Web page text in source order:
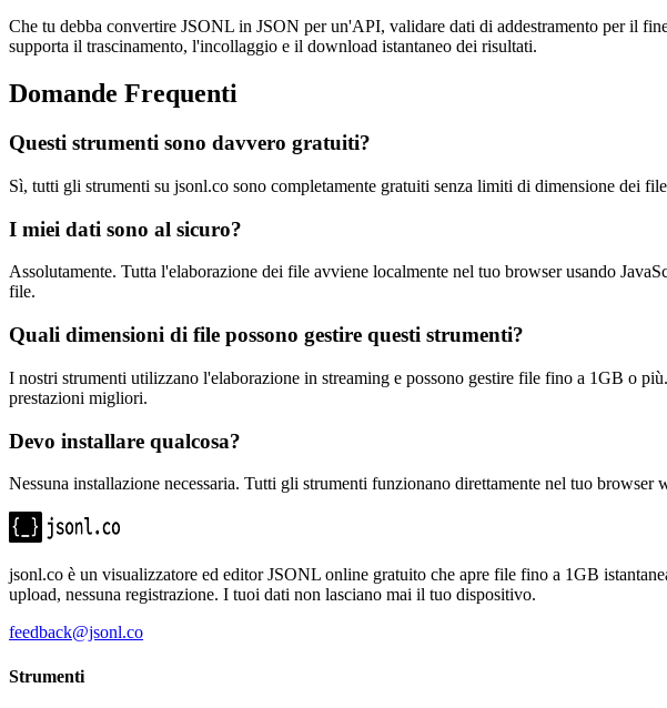
Che tu debba convertire JSONL in JSON per un'API, validare dati di addestramento per il
supporta il trascinamento, l'incollaggio e il download istantaneo dei risultati.
Domande Frequenti
Questi strumenti sono davvero gratuiti?
Sì, tutti gli strumenti su jsonl.co sono completamente gratuiti senza limiti di dimensione dei
I miei dati sono al sicuro?
Assolutamente. Tutta l'elaborazione dei file avviene localmente nel tuo browser usando
file.
Quali dimensioni di file possono gestire questi strumenti?
I nostri strumenti utilizzano l'elaborazione in streaming e possono gestire file fino a 1GB o
prestazioni migliori.
Devo installare qualcosa?
Nessuna installazione necessaria. Tutti gli strumenti funzionano direttamente nel tuo
jsonl.co è un visualizzatore ed editor JSONL online gratuito che apre file fino a 1GB
upload, nessuna registrazione. I tuoi dati non lasciano mai il tuo dispositivo.
feedback@jsonl.co
Strumenti